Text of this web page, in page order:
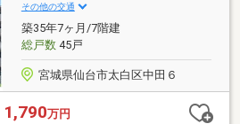
その他の交通
築35年7ヶ月/7階建
総戸数45戸
宮城県仙台市太白区中田６
1,790万円